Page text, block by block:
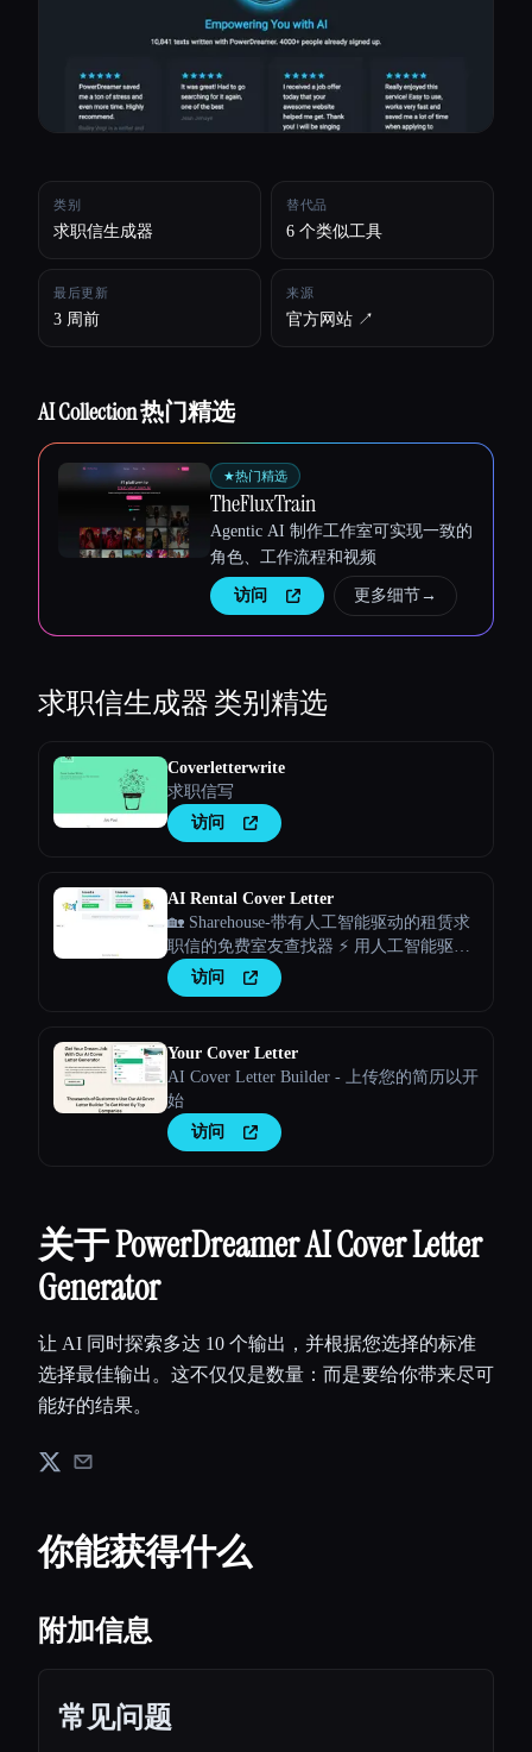
类别
求职信生成器
替代品
6 个类似工具
最后更新
3 周前
来源
官方网站 ↗︎
AI Collection 热门精选
★热门精选
TheFluxTrain
Agentic AI 制作工作室可实现一致的
角色、工作流程和视频
访问 更多细节→
求职信生成器类别精选
Coverletterwrite
求职信写
访问
AI Rental Cover Letter
🏡 Sharehouse-带有人工智能驱动的租赁求
职信的免费室友查找器 ⚡️ 用人工智能驱动
的求职信从人群中脱颖而出
访问
Your Cover Letter
AI Cover Letter Builder - 上传您的简历以开
始
访问
关于 PowerDreamer AI Cover Letter
Generator
让 AI 同时探索多达 10 个输出，并根据您选择的标准
选择最佳输出。这不仅仅是数量：而是要给你带来尽可
能好的结果。
你能获得什么
附加信息
常见问题